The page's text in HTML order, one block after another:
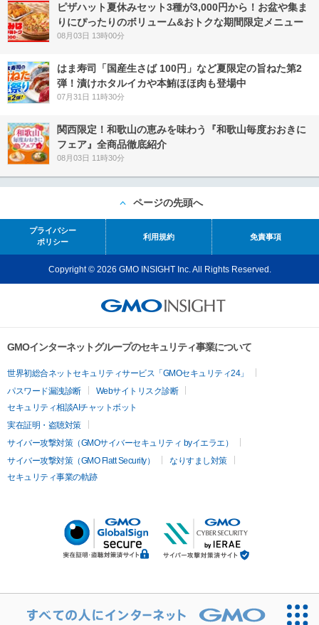
ピザハット夏休みセット3種が3,000円から！お盆や集ま
りにぴったりのボリューム&おトクな期間限定メニュー
08月03日 13時00分
はま寿司「国産生さば 100円」など夏限定の旨ねた第2
弾！漬けホタルイカや本鮪ほほ肉も登場中
07月31日 11時30分
関西限定！和歌山の恵みを味わう『和歌山毎度おおきに
フェア』全商品徹底紹介
08月03日 11時30分
ページの先頭へ
プライバシー
ポリシー
利用規約 免責事項
Copyright © 2026 GMO INSIGHT Inc. All Rights Reserved.
GMOインターネットグループのセキュリティ事業について
世界初総合ネットセキュリティサービス「GMOセキュリティ24」
パスワード漏洩診断
Webサイトリスク診断
セキュリティ相談AIチャットボット
実在証明・盗聴対策
サイバー攻撃対策（GMOサイバーセキュリティ byイエラエ）
サイバー攻撃対策（GMO Flatt Security）
なりすまし対策
セキュリティ事業の軌跡